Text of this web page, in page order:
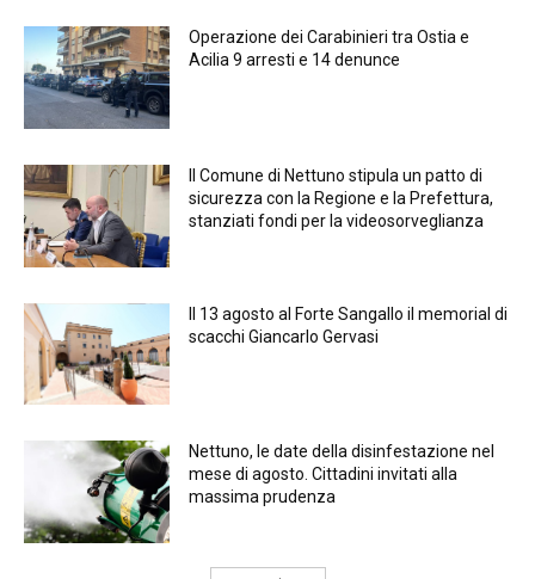
Operazione dei Carabinieri tra Ostia e
Acilia 9 arresti e 14 denunce
Il Comune di Nettuno stipula un patto di
sicurezza con la Regione e la Prefettura,
stanziati fondi per la videosorveglianza
Il 13 agosto al Forte Sangallo il memorial di
scacchi Giancarlo Gervasi
Nettuno, le date della disinfestazione nel
mese di agosto. Cittadini invitati alla
massima prudenza